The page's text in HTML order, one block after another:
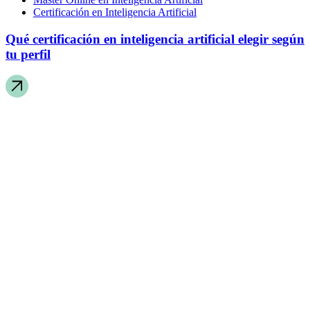
Certificación en Inteligencia Artificial
Qué certificación en inteligencia artificial elegir según
tu perfil